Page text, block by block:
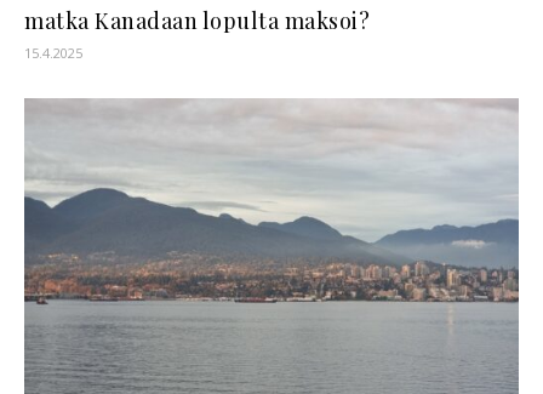
matka Kanadaan lopulta maksoi?
15.4.2025